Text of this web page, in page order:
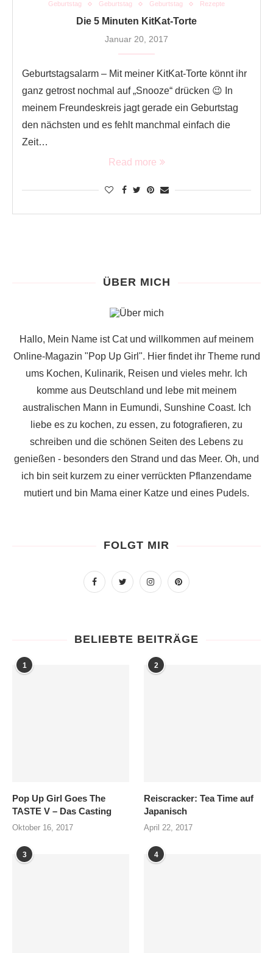
Geburtstag
Geburtstag Geburtstag Rezepte
Die 5 Minuten KitKat-Torte
Januar 20, 2017
Geburtstagsalarm – Mit meiner KitKat-Torte könnt ihr
ganz getrost nochmal auf „Snooze“ drücken 😉 In
meinem Freundeskreis jagt gerade ein Geburtstag
den nächsten und es fehlt manchmal einfach die
Zeit…
Read more
ÜBER MICH
Hallo, Mein Name ist Cat und willkommen auf meinem
Online-Magazin "Pop Up Girl". Hier findet ihr Theme rund
ums Kochen, Kulinarik, Reisen und vieles mehr. Ich
komme aus Deutschland und lebe mit meinem
australischen Mann in Eumundi, Sunshine Coast. Ich
liebe es zu kochen, zu essen, zu fotografieren, zu
schreiben und die schönen Seiten des Lebens zu
genießen - besonders den Strand und das Meer. Oh, und
ich bin seit kurzem zu einer verrückten Pflanzendame
mutiert und bin Mama einer Katze und eines Pudels.
FOLGT MIR
BELIEBTE BEITRÄGE
1
Pop Up Girl Goes The
TASTE V – Das Casting
Oktober 16, 2017
2
Reiscracker: Tea Time auf
Japanisch
April 22, 2017
3 4